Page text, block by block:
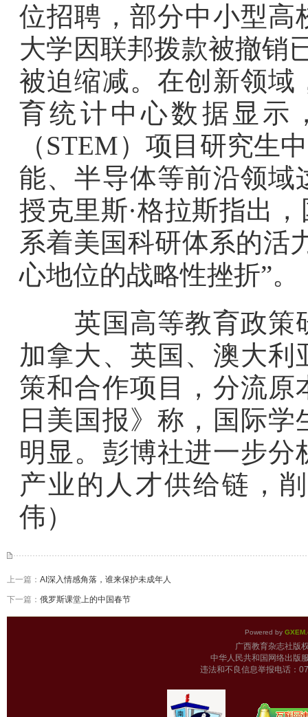
位招聘，部分中小型高
大学因联邦拨款被撤销
被迫缩减。在创新领域
育统计中心数据显示
（STEM）项目研究生
能、半导体等前沿领域
授克里斯·格拉斯指出
系着美国科研体系的活
心地位的战略性挫折”。
英国高等教育政策
加拿大、英国、澳大
策和合作项目，分流原
日美国报》称，国际
明显。彭博社进一步
产业的人才供给链，
伟）
上一篇： AI深入情感角落，谁来保护未成年人
下一篇： 俄罗斯课堂上的中国春节
Powered by
广西教育杂志
中华人民共和国网络出版
违法和不良信息举报电话：